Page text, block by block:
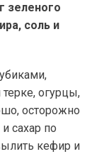
зеленого
соль и
огурцы,
осторожно
сахар по
кефир и